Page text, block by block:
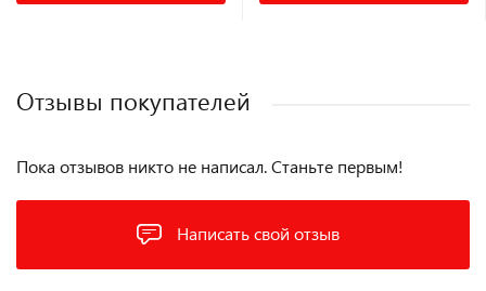
Отзывы покупателей
Написать свой отзыв
Пока отзывов никто не написал. Станьте первым!